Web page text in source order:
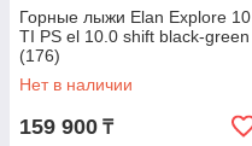
Горные лыжи Elan Explore 10
TI PS el 10.0 shift black-green
(176)
Нет в наличии
159 900 ₸